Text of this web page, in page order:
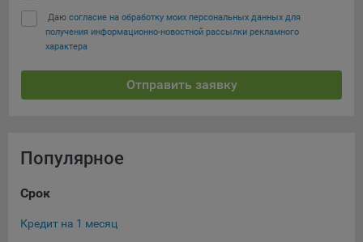
Даю согласие на обработку моих персональных данных для
получения информационно-новостной рассылки рекламного
характера
Отправить заявку
Популярное
Срок
Кредит на 1 месяц